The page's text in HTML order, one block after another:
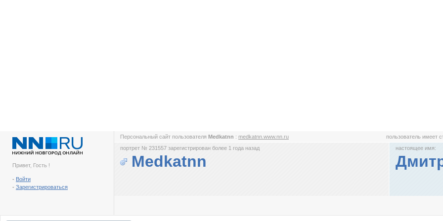
Привет, Гость !
- Войти
- Зарегистрироваться
Персональный сайт пользователя Medkatnn : medkatnn.www.nn.ru пользователь имеет
портрет № 231557 зарегистрирован более 1 года назад
Medkatnn
настоящее имя: